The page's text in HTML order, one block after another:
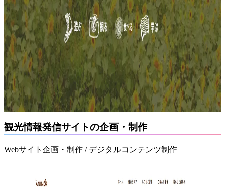
観光情報発信サイトの企画・制作
Webサイト企画・制作 / デジタルコンテンツ制作